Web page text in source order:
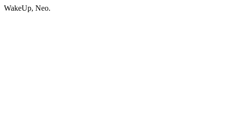
WakeUp, Neo.